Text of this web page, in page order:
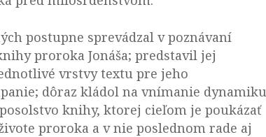
postupne sprevádzal v poznávaní
proroka Jonáša; predstavil jej
vrstvy textu pre jeho
dôraz kládol na vnímanie dynamiku
knihy, ktorej cieľom je poukázať
proroka a v nie poslednom rade aj